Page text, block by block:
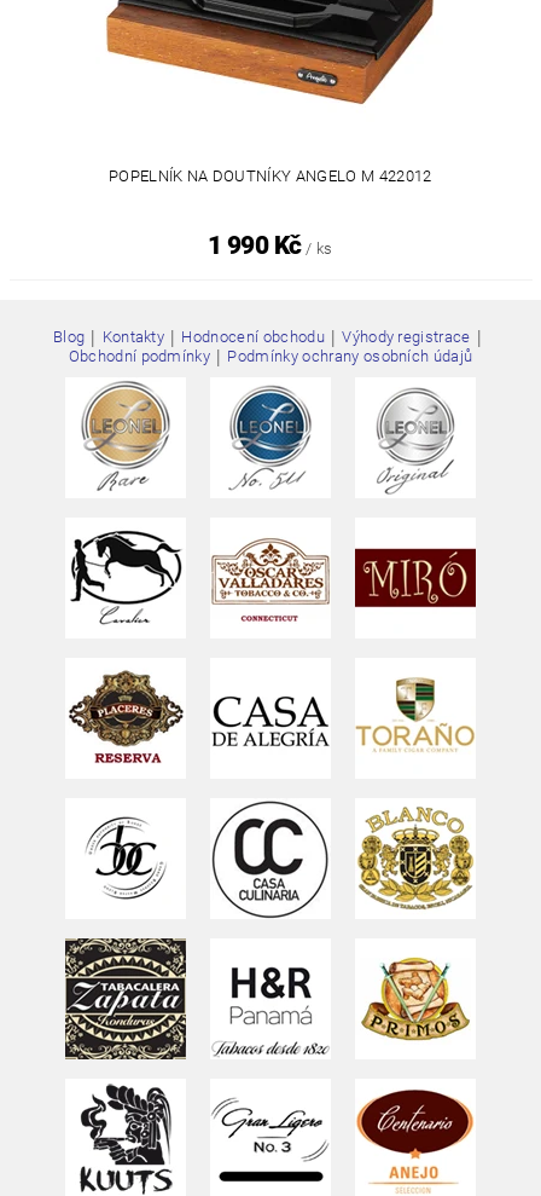
POPELNÍK NA DOUTNÍKY ANGELO M 422012
1 990 Kč / ks
Blog | Kontakty | Hodnocení obchodu | Výhody registrace |
Obchodní podmínky | Podmínky ochrany osobních údajů